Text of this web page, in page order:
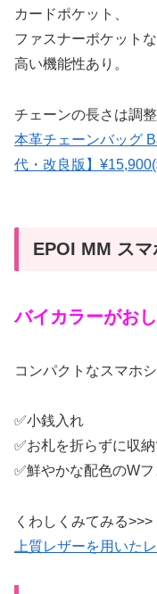
カードポケット、
ファスナーポケット
高い機能性あり。
チェーンの長さは調整
本革チェーンバッグ
代・改良版】
EPOI MM スマ
バイカラーがお
コンパクトなスマホ
✅小銭入れ
✅お札を折らずに収
✅鮮やかな配色のW
くわしくみてみる>>>
上質レザーを用いた